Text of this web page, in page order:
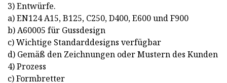
3) Entwürfe.
a) EN124 A15, B125, C250, D400, E600 und F900
b) A60005 für Gussdesign
c) Wichtige Standarddesigns verfügbar
d) Gemäß den Zeichnungen oder Mustern des Kunden
4) Prozess
c) Formbretter